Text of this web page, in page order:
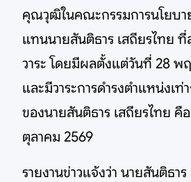
คุณวุฒิในคณะกรรมการนโยบา
แทนนายสันติธาร เสถียรไทย
วาระ โดยมีผลตั้งแต่วันที่ 28 พ
และมีวาระการดำรงตำแหน่งเท่
ของนายสันติธาร เสถียรไทย คื
ตุลาคม 2569
รายงานข่าวแจ้งว่า นายสันติธา